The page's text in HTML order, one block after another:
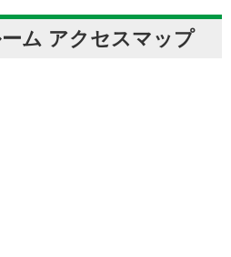
ム アクセスマップ